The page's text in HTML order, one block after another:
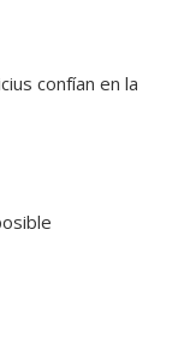
confían en la